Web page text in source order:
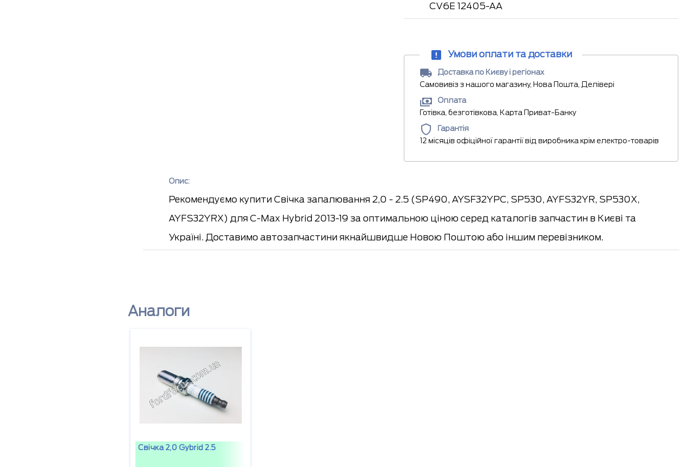
CV6E 12405-AA
Умови оплати та доставки
Доставка по Києву і регіонах
Самовивіз з нашого магазину, Нова Пошта, Делівері
Оплата
Готівка, безготівкова, Карта Приват-Банку
Гарантія
12 місяців офіційної гарантії від виробника крім електро-товарів
Опис:
Рекомендуємо купити Свічка запалювання 2,0 - 2.5 (SP490, AYSF32YPC, SP530, AYFS32YR, SP530X,
AYFS32YRX) для C-Max Hybrid 2013-19 за оптимальною ціною серед каталогів запчастин в Києві та
Україні. Доставимо автозапчастини якнайшвидше Новою Поштою або іншим перевізником.
Аналоги
Свічка 2,0 Gybrid 2.5